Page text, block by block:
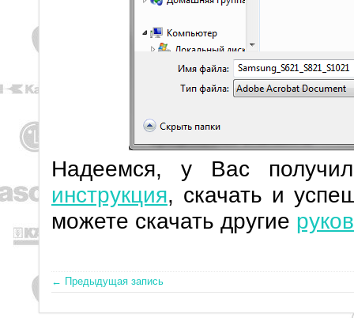
Надеемся, у Вас
инструкция, скачать и
можете скачать другие
← Предыдущая запись